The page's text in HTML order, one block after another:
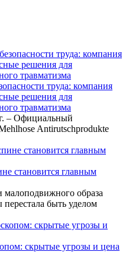
труда: компания
решения для
травматизма
– Официальный
Antirutschprodukte
становится главным
образа
быть уделом
скрытые угрозы и цена